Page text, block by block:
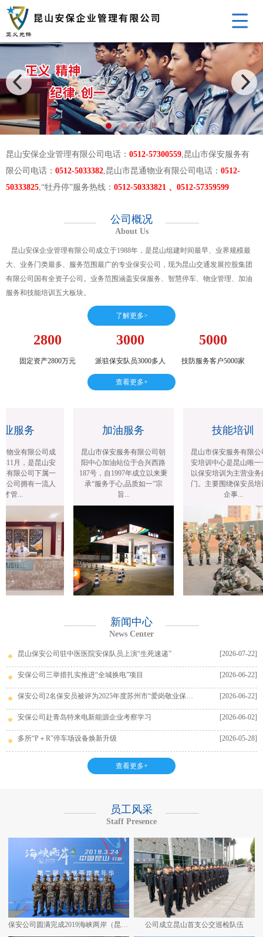
昆山安保企业管理有限公司电话： 0512-57300559,昆山市保安服务有
限公司电话： 0512-5033382,昆山市昆通物业有限公司电话： 0512-
50333825,“牡丹停”服务热线： 0512-50333821 、0512-57359599
公司概况
About Us
昆山安保企业管理有限公司成立于1988年，是昆山组建时间最早、业界规模最
大、业务门类最多、服务范围最广的专业保安公司，现为昆山交通发展控股集团
有限公司国有全资子公司。业务范围涵盖安保服务、智慧停车、物业管理、加油
服务和技能培训五大板块。
了解更多>
2800
固定资产2800万元
3000
派驻保安队员3000多人
5000
技防服务客户5000家
查看更多+
服务
业有限公司成
月，是昆山安
限公司下属一
司拥有一流人
管...
加油服务
昆山市保安服务有限公司朝
阳中心加油站位于合兴西路
187号，自1997年成立以来秉
承“服务于心,品质如一”宗
旨...
技能培训
昆山市保安服务有限公
安培训中心是昆山唯一
以保安培训为主营业务
门。主要围绕保安员培
企事...
新闻中心
News Center
昆山保安公司驻中医医院安保队员上演“生死速递” [2026-07-22]
安保公司三举措扎实推进“全城换电”项目 [2026-06-22]
保安公司2名保安员被评为2025年度苏州市“爱岗敬业保安员” [2026-06-22]
安保公司赴青岛特来电新能源企业考察学习 [2026-06-02]
多所“P＋R”停车场设备焕新升级 [2026-05-28]
查看更多+
员工风采
Staff Presence
公司成立昆山首支公交巡检队伍